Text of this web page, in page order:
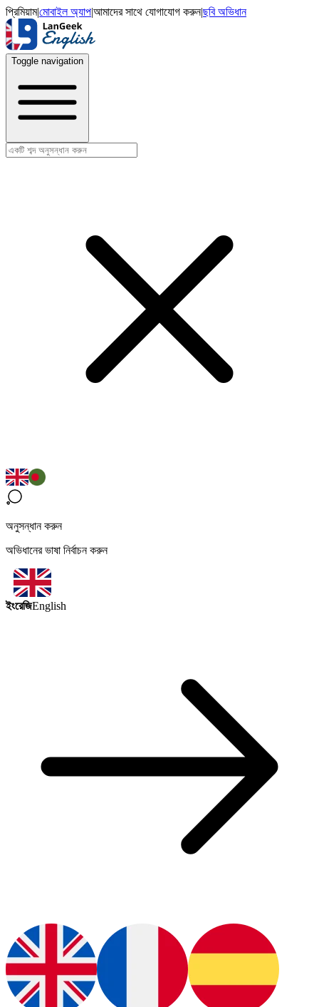
প্রিমিয়াম|মোবাইল অ্যাপ|আমাদের সাথে যোগাযোগ করুন|ছবি অভিধান
Toggle navigation
অনুসন্ধান করুন
অভিধানের ভাষা নির্বাচন করুন
ইংরেজিEnglish